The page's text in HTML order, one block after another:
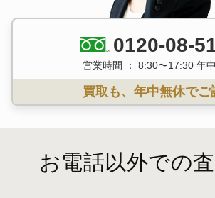
0120-08-
営業時間 ： 8:30〜17:30 年
買取も、年中無休でご
お電話以外での